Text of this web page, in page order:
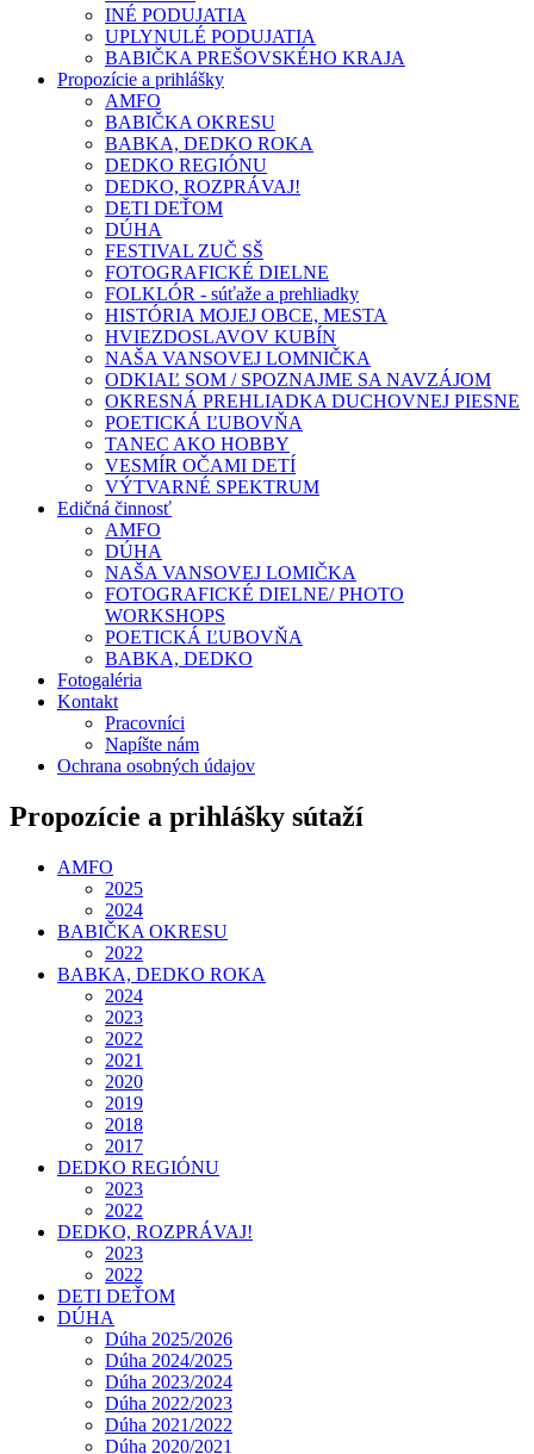
INÉ PODUJATIA
UPLYNULÉ PODUJATIA
BABIČKA PREŠOVSKÉHO KRAJA
Propozície a prihlášky
AMFO
BABIČKA OKRESU
BABKA, DEDKO ROKA
DEDKO REGIÓNU
DEDKO, ROZPRÁVAJ!
DETI DEŤOM
DÚHA
FESTIVAL ZUČ SŠ
FOTOGRAFICKÉ DIELNE
FOLKLÓR - súťaže a prehliadky
HISTÓRIA MOJEJ OBCE, MESTA
HVIEZDOSLAVOV KUBÍN
NAŠA VANSOVEJ LOMNIČKA
ODKIAĽ SOM / SPOZNAJME SA NAVZÁJOM
OKRESNÁ PREHLIADKA DUCHOVNEJ PIESNE
POETICKÁ ĽUBOVŇA
TANEC AKO HOBBY
VESMÍR OČAMI DETÍ
VÝTVARNÉ SPEKTRUM
Edičná činnosť
AMFO
DÚHA
NAŠA VANSOVEJ LOMIČKA
FOTOGRAFICKÉ DIELNE/ PHOTO
WORKSHOPS
POETICKÁ ĽUBOVŇA
BABKA, DEDKO
Fotogaléria
Kontakt
Pracovníci
Napíšte nám
Ochrana osobných údajov
Propozície a prihlášky sútaží
AMFO
2025
2024
BABIČKA OKRESU
2022
BABKA, DEDKO ROKA
2024
2023
2022
2021
2020
2019
2018
2017
DEDKO REGIÓNU
2023
2022
DEDKO, ROZPRÁVAJ!
2023
2022
DETI DEŤOM
DÚHA
Dúha 2025/2026
Dúha 2024/2025
Dúha 2023/2024
Dúha 2022/2023
Dúha 2021/2022
Dúha 2020/2021